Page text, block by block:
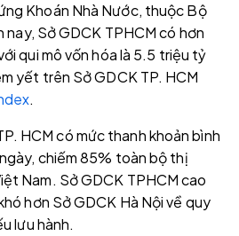
Khoán Nhà Nước, thuộc Bộ
nay, Sở GDCK TPHCM có hơn
qui mô vốn hóa là 5.5 triệu tỷ
yết trên Sở GDCK TP. HCM
.
HCM có mức thanh khoản bình
chiếm 85% toàn bộ thị
Nam. Sở GDCK TPHCM cao
hơn Sở GDCK Hà Nội về quy
lưu hành.